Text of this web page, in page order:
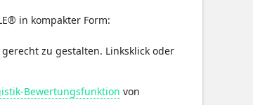
in kompakter Form:
zu gestalten. Linksklick oder
Bewertungsfunktion von